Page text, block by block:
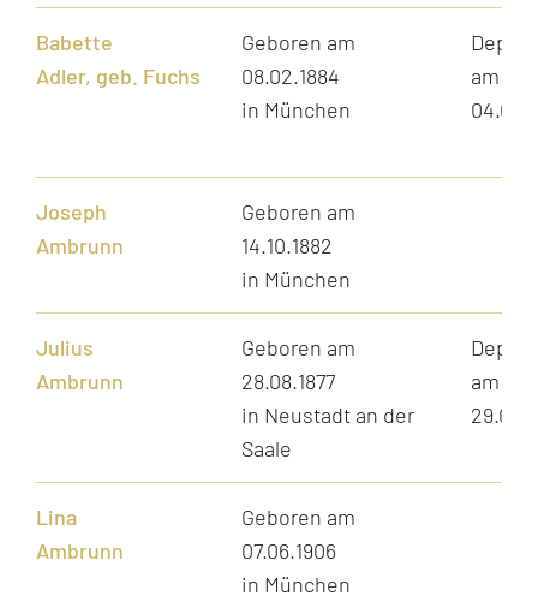
Babette
Adler, geb. Fuchs
Geboren am
08.02.1884
in München
am
Joseph
Ambrunn
Geboren am
14.10.1882
in München
Julius
Ambrunn
Geboren am
28.08.1877
in Neustadt an der
Saale
am
Lina
Ambrunn
Geboren am
07.06.1906
in München